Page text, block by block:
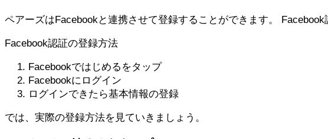
ペアーズはFacebookと連携させて登録することができます。
Facebook認証の登録方法
Facebookではじめるをタップ
Facebookにログイン
ログインできたら基本情報の登録
では、実際の登録方法を見ていきましょう。